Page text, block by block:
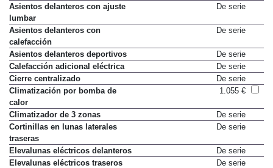
Asientos delanteros con ajuste
lumbar
De serie
Asientos delanteros con
calefacción
De serie
Asientos delanteros deportivos
De serie
Calefacción adicional eléctrica
De serie
Cierre centralizado
De serie
Climatización por bomba de
calor
1.055 €
Climatizador de 3 zonas
De serie
Cortinillas en lunas laterales
traseras
De serie
Elevalunas eléctricos delanteros
De serie
Elevalunas eléctricos traseros
De serie